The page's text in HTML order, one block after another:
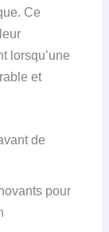
Ce
lorsqu’une
et
de
pour